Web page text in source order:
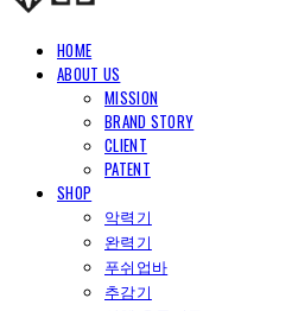
HOME
ABOUT US
MISSION
BRAND STORY
CLIENT
PATENT
SHOP
악력기
완력기
푸쉬업바
추감기